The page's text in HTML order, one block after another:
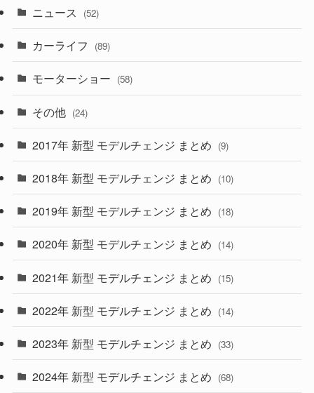
(43)
(6)
(9)
(4)
(30)
(27)
(28)
(27)
(26)
(33)
(10)
(35)
(10)
(9)
(22)
(4)
ニュース (52)
カーライフ (89)
モーターショー (58)
その他 (24)
2017年 新型 モデルチェンジ まとめ (9)
2018年 新型 モデルチェンジ まとめ (10)
2019年 新型 モデルチェンジ まとめ (18)
2020年 新型 モデルチェンジ まとめ (14)
2021年 新型 モデルチェンジ まとめ (15)
2022年 新型 モデルチェンジ まとめ (14)
2023年 新型 モデルチェンジ まとめ (33)
2024年 新型 モデルチェンジ まとめ (68)